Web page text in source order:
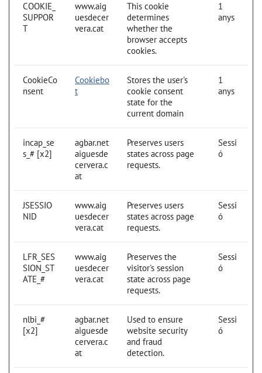
COOKIE_
SUPPOR
T
www.aig
uesdecer
vera.cat
This cookie
determines
whether the
browser accepts
cookies.
1
anys
CookieCo
nsent
Cookiebo
t
Stores the user's
cookie consent
state for the
current domain
1
anys
incap_se
s_# [x2]
agbar.net
aiguesde
cervera.c
at
Preserves users
states across page
requests.
Sessi
ó
JSESSIO
NID
www.aig
uesdecer
vera.cat
Preserves users
states across page
requests.
Sessi
ó
LFR_SES
SION_ST
ATE_#
www.aig
uesdecer
vera.cat
Preserves the
visitor's session
state across page
requests.
Sessi
ó
nlbi_#
[x2]
agbar.net
aiguesde
cervera.c
at
Used to ensure
website security
and fraud
detection.
Sessi
ó